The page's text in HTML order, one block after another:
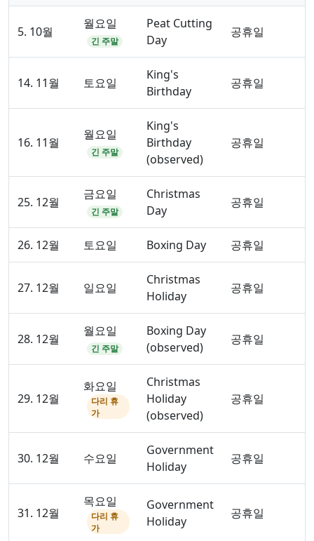
5. 10월
월요일
긴 주말
Peat Cutting
Day
공휴일
14. 11월 토요일
King's
Birthday
공휴일
16. 11월
월요일
긴 주말
King's
Birthday
(observed)
공휴일
25. 12월
금요일
긴 주말
Christmas
Day
공휴일
26. 12월 토요일 Boxing Day 공휴일
27. 12월 일요일
Christmas
Holiday
공휴일
28. 12월
월요일
긴 주말
Boxing Day
(observed)
공휴일
29. 12월
화요일
다리 휴
가
Christmas
Holiday
(observed)
공휴일
30. 12월 수요일
Government
Holiday
공휴일
31. 12월
목요일
다리 휴
가
Government
Holiday
공휴일